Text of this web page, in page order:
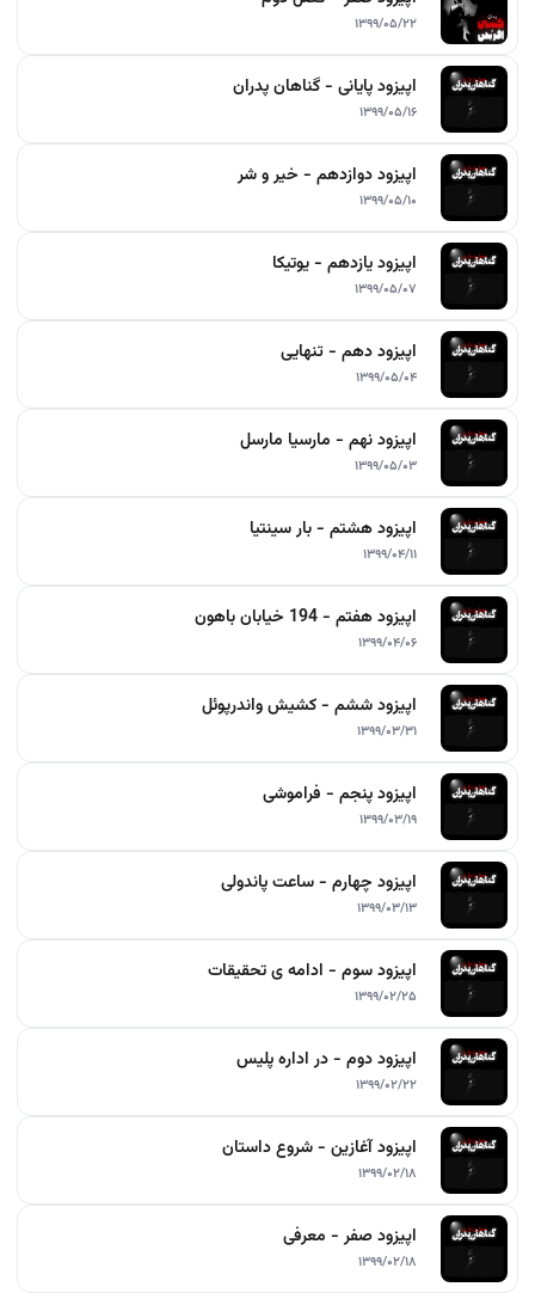
۱۳۹۹/۰۵/۲۲
اپیزود پایانی - گناهان پدران
۱۳۹۹/۰۵/۱۶
اپیزود دوازدهم - خیر و شر
۱۳۹۹/۰۵/۱۰
اپیزود یازدهم - یوتیکا
۱۳۹۹/۰۵/۰۷
اپیزود دهم - تنهایی
۱۳۹۹/۰۵/۰۴
اپیزود نهم - مارسیا مارسل
۱۳۹۹/۰۵/۰۳
اپیزود هشتم - بار سینتیا
۱۳۹۹/۰۴/۱۱
اپیزود هفتم - 194 خیابان باهون
۱۳۹۹/۰۴/۰۶
اپیزود ششم - کشیش واندرپوئل
۱۳۹۹/۰۳/۳۱
اپیزود پنجم - فراموشی
۱۳۹۹/۰۳/۱۹
اپیزود چهارم - ساعت پاندولی
۱۳۹۹/۰۳/۱۳
اپیزود سوم - ادامه ی تحقیقات
۱۳۹۹/۰۲/۲۵
اپیزود دوم - در اداره پلیس
۱۳۹۹/۰۲/۲۲
اپیزود آغازین - شروع داستان
۱۳۹۹/۰۲/۱۸
اپیزود صفر - معرفی
۱۳۹۹/۰۲/۱۸